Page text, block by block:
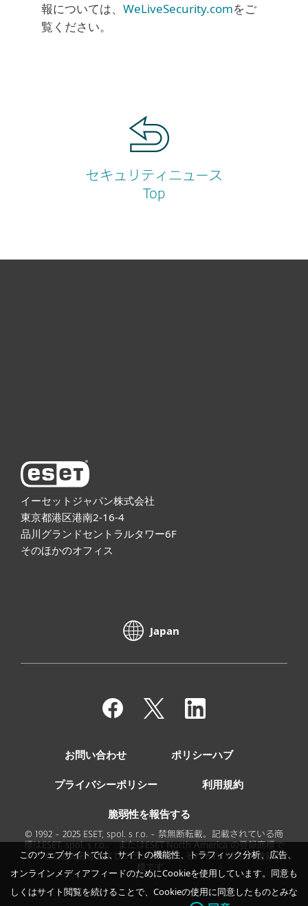
報については、 WeLiveSecurity.comをご
覧ください。
セキュリティニュース
Top
イーセットジャパン株式会社
東京都港区港南2-16-4
品川グランドセントラルタワー6F
そのほかのオフィス
Japan
お問い合わせ ポリシーハブ
プライバシーポリシー 利用規約
脆弱性を報告する
© 1992 - 2025 ESET, spol. s r.o. - 禁無断転載。記載されている商
標はESET, spol. s r.o.、 またはESET North America の登録商標で
す。その他の名称およびブランド名は、それぞれ、各社の登録商
標です。
このウェブサイトでは、サイトの機能性、トラフィック分析、広告、
オンラインメディアフィードのためにCookieを使用しています。同意も
しくはサイト閲覧を続けることで、Cookieの使用に同意したものとみな